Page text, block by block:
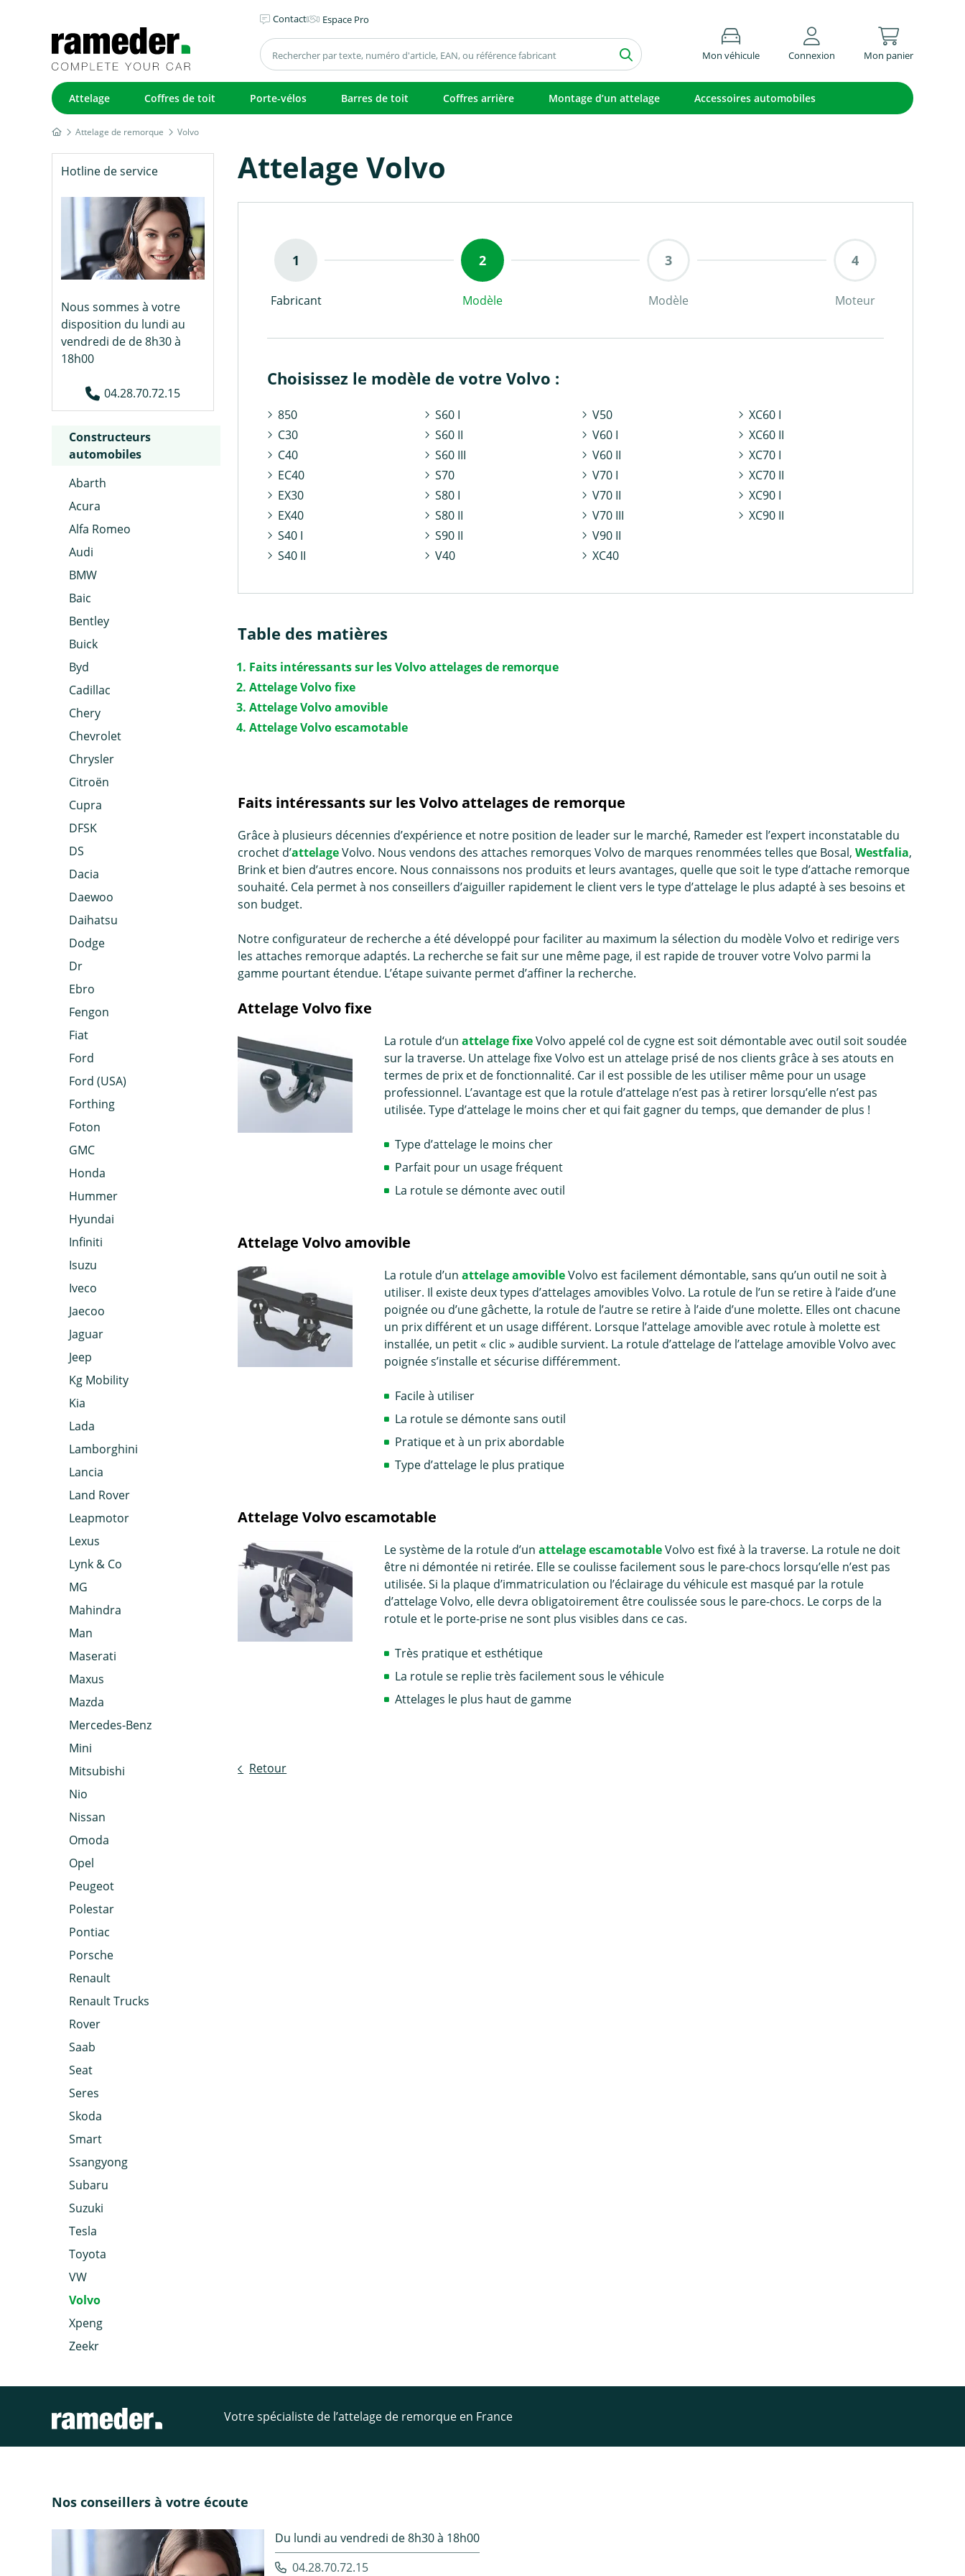
Contact Espace Pro
Mon véhicule Connexion Mon panier
Attelage Coffres de toit Porte-vélos Barres de toit Coffres arrière Montage d’un attelage Accessoires automobiles
Attelage de remorque Volvo
Hotline de service
Nous sommes à votre
disposition du lundi au
vendredi de de 8h30 à
18h00
04.28.70.72.15
Constructeurs
automobiles
Abarth
Acura
Alfa Romeo
Audi
BMW
Baic
Bentley
Buick
Byd
Cadillac
Chery
Chevrolet
Chrysler
Citroën
Cupra
DFSK
DS
Dacia
Daewoo
Daihatsu
Dodge
Dr
Ebro
Fengon
Fiat
Ford
Ford (USA)
Forthing
Foton
GMC
Honda
Hummer
Hyundai
Infiniti
Isuzu
Iveco
Jaecoo
Jaguar
Jeep
Kg Mobility
Kia
Lada
Lamborghini
Lancia
Land Rover
Leapmotor
Lexus
Lynk & Co
MG
Mahindra
Man
Maserati
Maxus
Mazda
Mercedes-Benz
Mini
Mitsubishi
Nio
Nissan
Omoda
Opel
Peugeot
Polestar
Pontiac
Porsche
Renault
Renault Trucks
Rover
Saab
Seat
Seres
Skoda
Smart
Ssangyong
Subaru
Suzuki
Tesla
Toyota
VW
Volvo
Xpeng
Zeekr
Attelage Volvo
Fabricant Modèle Modèle Moteur
Choisissez le modèle de votre Volvo :
850
C30
C40
EC40
EX30
EX40
S40 I
S40 II
S60 I
S60 II
S60 III
S70
S80 I
S80 II
S90 II
V40
V50
V60 I
V60 II
V70 I
V70 II
V70 III
V90 II
XC40
XC60 I
XC60 II
XC70 I
XC70 II
XC90 I
XC90 II
Table des matières
Faits intéressants sur les Volvo attelages de remorque
Attelage Volvo fixe
Attelage Volvo amovible
Attelage Volvo escamotable
Faits intéressants sur les Volvo attelages de remorque
Grâce à plusieurs décennies d’expérience et notre position de leader sur le marché, Rameder est l’expert inconstatable du
crochet d’attelageVolvo. Nous vendons des attaches remorques Volvo de marques renommées telles que Bosal,Westfalia,
Brink et bien d’autres encore. Nous connaissons nos produits et leurs avantages, quelle que soit le type d’attache remorque
souhaité. Cela permet à nos conseillers d’aiguiller rapidement le client vers le type d’attelage le plus adapté à ses besoins et
son budget.
Notre configurateur de recherche a été développé pour faciliter au maximum la sélection du modèle Volvo et redirige vers
les attaches remorque adaptés. La recherche se fait sur une même page, il est rapide de trouver votre Volvo parmi la
gamme pourtant étendue. L’étape suivante permet d’affiner la recherche.
Attelage Volvo fixe
La rotule d‘unattelage fixeVolvo appelé col de cygne est soit démontable avec outil soit soudée
sur la traverse. Un attelage fixe Volvo est un attelage prisé de nos clients grâce à ses atouts en
termes de prix et de fonctionnalité. Car il est possible de les utiliser même pour un usage
professionnel. L’avantage est que la rotule d’attelage n’est pas à retirer lorsqu’elle n’est pas
utilisée. Type d’attelage le moins cher et qui fait gagner du temps, que demander de plus !
Type d’attelage le moins cher
Parfait pour un usage fréquent
La rotule se démonte avec outil
Attelage Volvo amovible
La rotule d’unattelage amovibleVolvo est facilement démontable, sans qu’un outil ne soit à
utiliser. Il existe deux types d’attelages amovibles Volvo. La rotule de l’un se retire à l’aide d’une
poignée ou d’une gâchette, la rotule de l’autre se retire à l’aide d’une molette. Elles ont chacune
un prix différent et un usage différent. Lorsque l’attelage amovible avec rotule à molette est
installée, un petit « clic » audible survient. La rotule d’attelage de l’attelage amovible Volvo avec
poignée s’installe et sécurise différemment.
Facile à utiliser
La rotule se démonte sans outil
Pratique et à un prix abordable
Type d’attelage le plus pratique
Attelage Volvo escamotable
Le système de la rotule d’unattelage escamotableVolvo est fixé à la traverse. La rotule ne doit
être ni démontée ni retirée. Elle se coulisse facilement sous le pare-chocs lorsqu’elle n’est pas
utilisée. Si la plaque d’immatriculation ou l’éclairage du véhicule est masqué par la rotule
d’attelage Volvo, elle devra obligatoirement être coulissée sous le pare-chocs. Le corps de la
rotule et le porte-prise ne sont plus visibles dans ce cas.
Très pratique et esthétique
La rotule se replie très facilement sous le véhicule
Attelages le plus haut de gamme
Retour
Votre spécialiste de l’attelage de remorque en France
Nos conseillers à votre écoute
Du lundi au vendredi de 8h30 à 18h00
04.28.70.72.15